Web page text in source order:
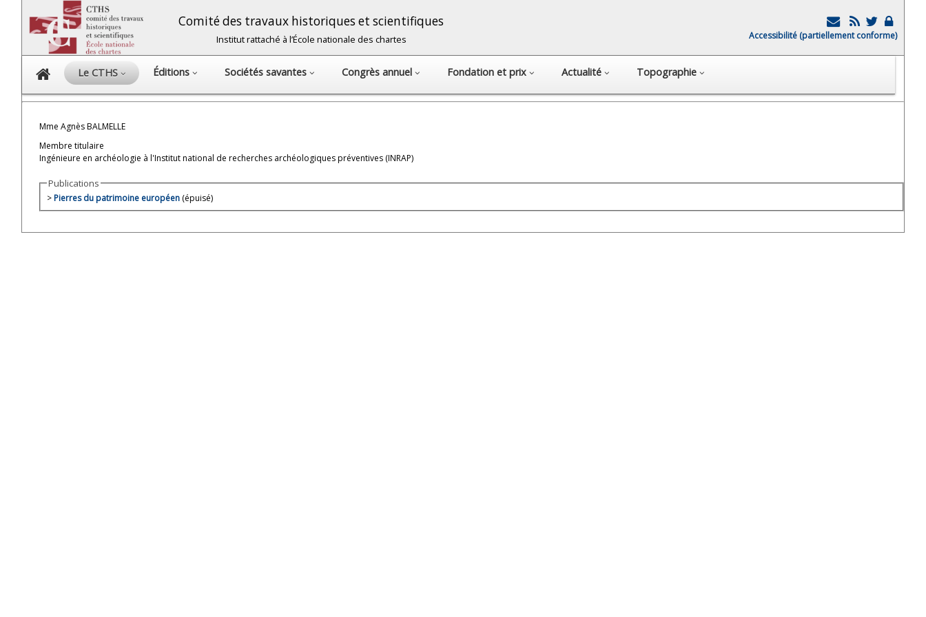
Comité des travaux historiques et scientifiques
Institut rattaché à l’École nationale des chartes Accessibilité (partiellement conforme)
Le CTHS Éditions Sociétés savantes Congrès annuel Fondation et prix Actualité Topographie
Mme Agnès BALMELLE
Membre titulaire
Ingénieure en archéologie à l'Institut national de recherches archéologiques préventives (INRAP)
Publications
>Pierres du patrimoine européen (épuisé)